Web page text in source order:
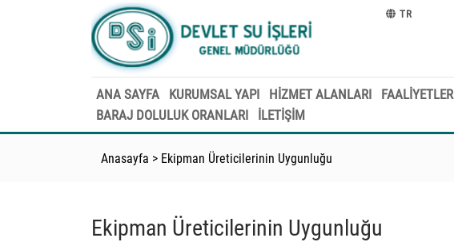
TR
ANA SAYFA KURUMSAL YAPI HİZMET ALANLARI FAALİYETLER
BARAJ DOLULUK ORANLARI
İLETİŞİM
Anasayfa > Ekipman Üreticilerinin Uygunluğu
Ekipman Üreticilerinin Uygunluğu